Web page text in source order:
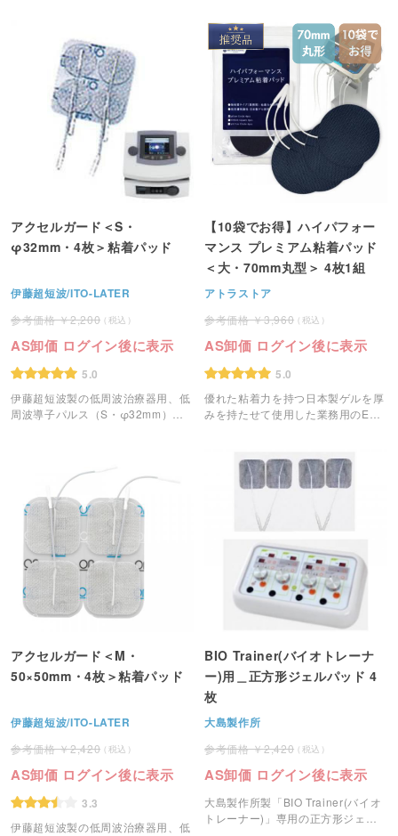
アクセルガード＜S・
φ32mm・4枚＞粘着パッド
伊藤超短波/ITO-LATER
2,200
AS卸価 ログイン後に表示
5.0
伊藤超短波製の低周波治療器用、低
周波導子パルス（S・φ32mm）で
【10袋でお得】ハイパフォー
マンス プレミアム粘着パッド
＜大・70mm丸型＞ 4枚1組
アトラストア
3,960
AS卸価 ログイン後に表示
5.0
優れた粘着力を持つ日本製ゲルを厚
みを持たせて使用した業務用のEMS
アクセルガード＜M・
50×50mm・4枚＞粘着パッド
伊藤超短波/ITO-LATER
2,420
AS卸価 ログイン後に表示
3.3
伊藤超短波製の低周波治療器用、低
BIO Trainer(バイオトレーナ
ー)用＿正方形ジェルパッド 4
枚
大島製作所
2,420
AS卸価 ログイン後に表示
大島製作所製「BIO Trainer(バイオ
トレーナー)」専用の正方形ジェル